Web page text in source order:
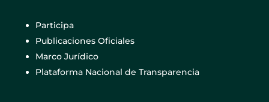
Participa
Publicaciones Oficiales
Marco Jurídico
Plataforma Nacional de Transparencia